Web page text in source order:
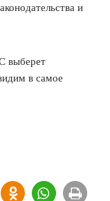
и
выберет
в самое